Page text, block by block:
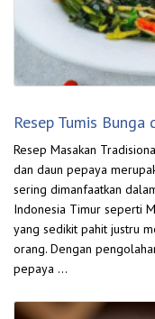
Resep Tumis Bunga
Resep Masakan
dan daun pepaya
sering dimanfaatkan
Indonesia Timur seperti
yang sedikit pahit justru
orang. Dengan
pepaya …